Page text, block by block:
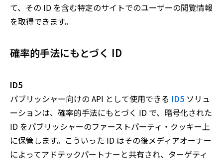
て、その ID を含む特定のサイトでのユーザーの閲覧情報
を取得できます。
確率的手法にもとづく ID
ID5
パブリッシャー向けの API として使用できる ID5 ソリュ
ーションは、確率的手法にもとづく ID で、暗号化された
ID をパブリッシャーのファーストパーティ・クッキー上
に保管します。こういった ID はその後メディアオーナー
によってアドテックパートナーと共有され、ターゲティ